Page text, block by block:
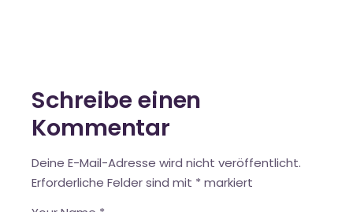
Schreibe einen
Kommentar
Deine E-Mail-Adresse wird nicht veröffentlicht.
Erforderliche Felder sind mit * markiert